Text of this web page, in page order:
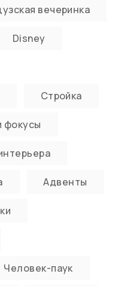
вечеринка
Disney
Стройка
фокусы
Адвенты
Человек-паук